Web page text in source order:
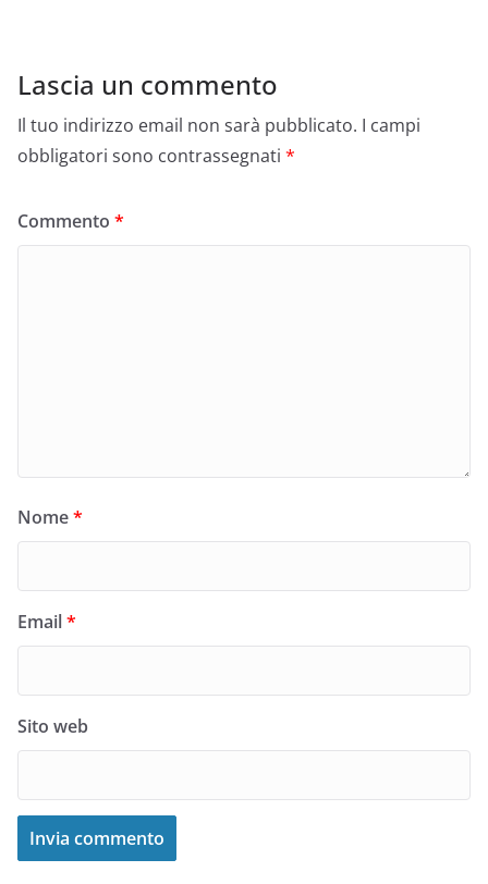
Lascia un commento
Il tuo indirizzo email non sarà pubblicato. I campi
obbligatori sono contrassegnati *
Commento *
Nome*
Email*
Sito web